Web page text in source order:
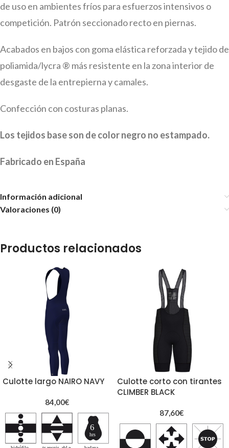
de uso en ambientes fríos para esfuerzos intensivos o
competición. Patrón seccionado recto en piernas.
Acabados en bajos con goma elástica reforzada y tejido de
poliamida/lycra ® más resistente en la zona interior de
desgaste de la entrepierna y camales.
Confección con costuras planas.
Los tejidos base son de color negro no estampado.
Fabricado en España
Información adicional
Valoraciones (0)
Productos relacionados
Culotte largo NAIRO NAVY
84,00€
Culotte corto con tirantes
CLIMBER BLACK
87,60€